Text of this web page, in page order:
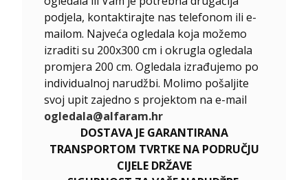
podjela, kontaktirajte nas telefonom ili e-
mailom. Najveća ogledala koja možemo
izraditi su 200x300 cm i okrugla ogledala
promjera 200 cm. Ogledala izrađujemo po
individualnoj narudžbi. Molimo pošaljite
svoj upit zajedno s projektom na e-mail
ogledala@alfaram.hr
DOSTAVA JE GARANTIRANA
TRANSPORTOM TVRTKE NA PODRUČJU
CIJELE DRŽAVE